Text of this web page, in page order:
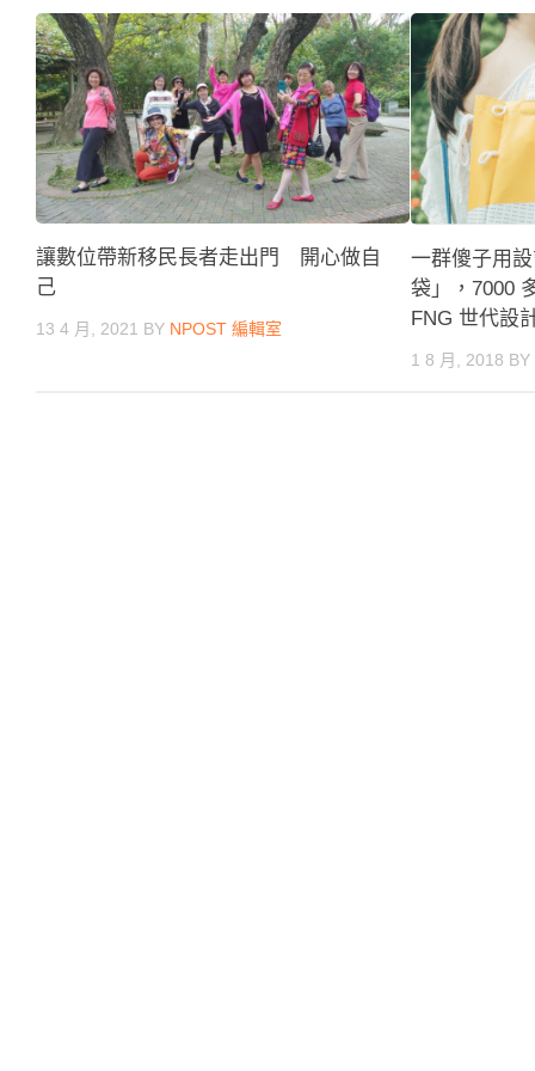
讓數位帶新移民長者走出門 開心做自
己
13 4 月, 2021 BY NPOST 編輯室
一群傻子用
袋」，7000
FNG 世代設
1 8 月, 2018 BY